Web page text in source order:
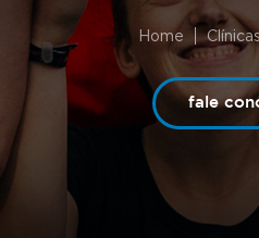
Home
fale